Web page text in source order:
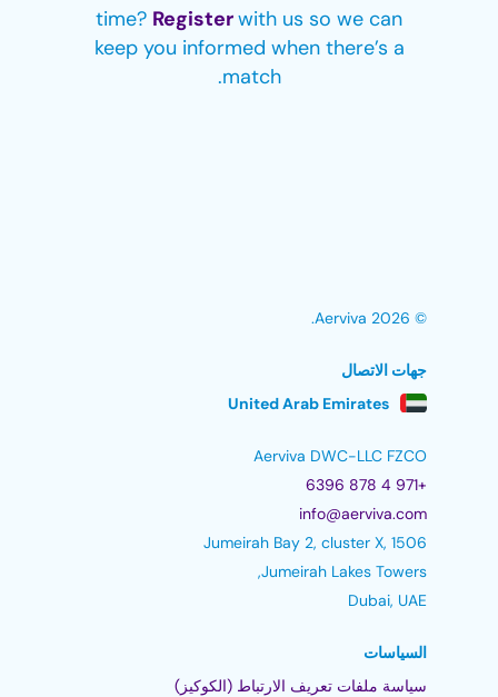
time? Registerwith us so we can
keep you informed when there’s a
match.
© 2026 Aerviva.
جهات الاتصال
United Arab Emirates
Aerviva DWC-LLC FZCO
+971 4 878 6396
info@aerviva.com
Jumeirah Bay 2, cluster X, 1506
Jumeirah Lakes Towers,
Dubai, UAE
السياسات
سياسة ملفات تعريف الارتباط (الكوكيز)